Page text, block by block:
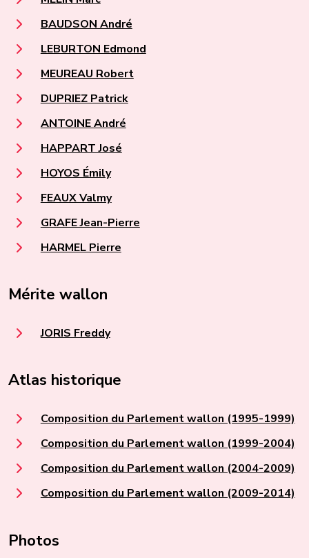
BAUDSON André
LEBURTON Edmond
MEUREAU Robert
DUPRIEZ Patrick
ANTOINE André
HAPPART José
HOYOS Émily
FEAUX Valmy
GRAFE Jean-Pierre
HARMEL Pierre
Mérite wallon
JORIS Freddy
Atlas historique
Composition du Parlement wallon (1995-1999)
Composition du Parlement wallon (1999-2004)
Composition du Parlement wallon (2004-2009)
Composition du Parlement wallon (2009-2014)
Photos